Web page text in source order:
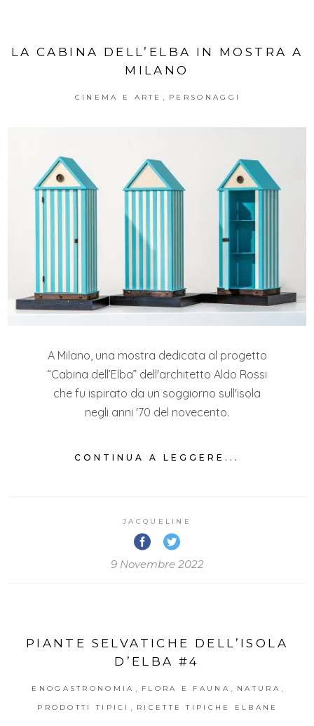
LA CABINA DELL’ELBA IN MOSTRA A
MILANO
CINEMA E ARTE PERSONAGGI
A Milano, una mostra dedicata al progetto
“Cabina dell’Elba” dell'architetto Aldo Rossi
che fu ispirato da un soggiorno sull'isola
negli anni '70 del novecento.
CONTINUA A LEGGERE...
JACQUELINE
9 Novembre 2022
PIANTE SELVATICHE DELL’ISOLA
D’ELBA #4
ENOGASTRONOMIA FLORA E FAUNA NATURA
PRODOTTI TIPICI RICETTE TIPICHE ELBANE